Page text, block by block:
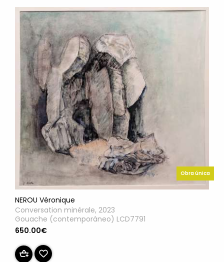
Obra única
NEROU Véronique
Conversation minérale, 2023
Gouache (contemporáneo) LCD7791
650.00€